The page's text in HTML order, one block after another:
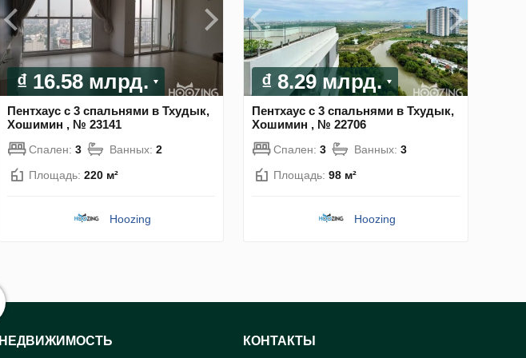
₫ 16.58 млрд.
Пентхаус с 3 спальнями в Тхудык,
Хошимин , № 23141
Спален: 3 Ванных: 2
Площадь: 220 м²
Hoozing
₫ 8.29 млрд.
Пентхаус с 3 спальнями в Тхудык,
Хошимин , № 22706
Спален: 3 Ванных: 3
Площадь: 98 м²
Hoozing
НЕДВИЖИМОСТЬ КОНТАКТЫ